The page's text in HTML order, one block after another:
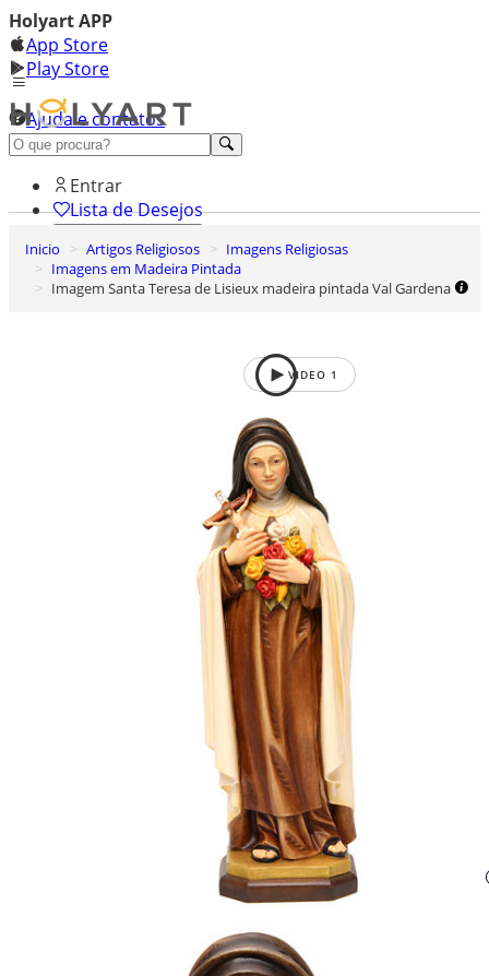
Holyart APP
App Store
Play Store
Ajuda e contatos
Conheça premium
Entrar
Lista de Desejos
0
Carrinho de Compras
Inicio Artigos Religiosos
Imagens Religiosas
Imagens em Madeira Pintada
Imagem Santa Teresa de Lisieux madeira pintada Val Gardena
VIDEO 1